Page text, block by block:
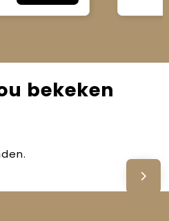
bekeken